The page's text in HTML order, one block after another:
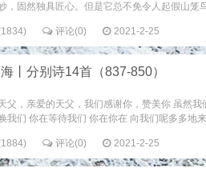
，固然独具匠心。但是它总不免令人起假山笼
评论(0) 2021-2-25
丨分别诗14首（837-850）
父，亲爱的天父，我们感谢你，赞美你 虽然
我们 你在等待我们 你在你在 向我们呢多多地
评论(0) 2021-2-25